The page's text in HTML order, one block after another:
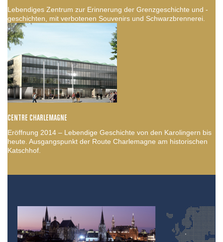
Lebendiges Zentrum zur Erinnerung der Grenzgeschichte und -
geschichten, mit verbotenen Souvenirs und Schwarzbrennerei.
CENTRE CHARLEMAGNE
Eröffnung 2014 – Lebendige Geschichte von den Karolingern bis
heute. Ausgangspunkt der Route Charlemagne am historischen
Katschhof.